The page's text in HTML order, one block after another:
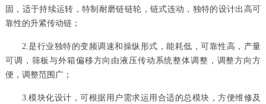
固，适于持续运转，特制耐磨链链轮，链式连动，独特的设计出高可
靠性的升紧传动链；
2.是行业独特的变频调速和操纵形式，能耗低，可靠性高，产量
可调，筛板与外箱偏移方向由液压传动系统整体调整，调整方向方
便，调整范围广；
3.模块化设计，可根据用户需求运用合适的总模块，方便维修及